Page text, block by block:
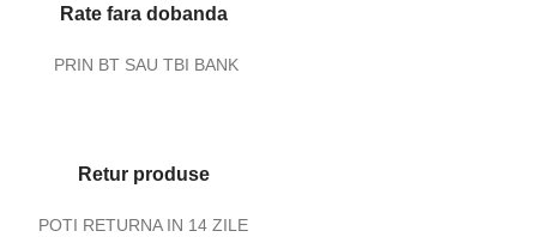
Rate fara dobanda
PRIN BT SAU TBI BANK
Retur produse
POTI RETURNA IN 14 ZILE